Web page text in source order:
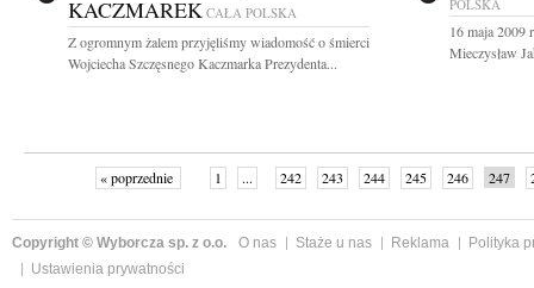
KACZMAREK CAŁA POLSKA
Z ogromnym żalem przyjęliśmy wiadomość o śmierci
Wojciecha Szczęsnego Kaczmarka Prezydenta...
POLSKA
16 maja 2009
Mieczysław
« poprzednie 1 ... 242 243 244 245 246 247
Copyright © Wyborcza sp. z o.o. O nas Staże u nas Reklama
Polityka
Ustawienia prywatności